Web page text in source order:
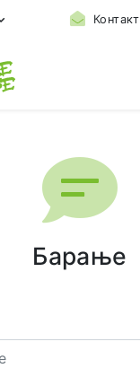
Контакт
Барање